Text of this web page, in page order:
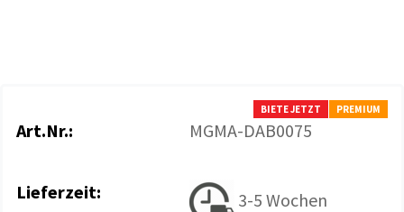
BIETE JETZT PREMIUM
Art.Nr.: MGMA-DAB0075
Lieferzeit: 3-5 Wochen